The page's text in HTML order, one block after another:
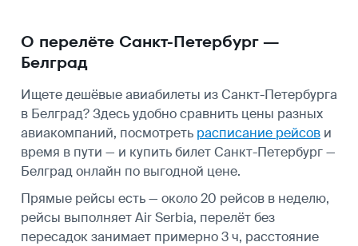
О перелёте Санкт-Петербург —
Белград
Ищете дешёвые авиабилеты из Санкт-Петербурга
в Белград? Здесь удобно сравнить цены разных
авиакомпаний, посмотреть расписание рейсов и
время в пути — и купить билет Санкт-Петербург —
Белград онлайн по выгодной цене.
Прямые рейсы есть — около 20 рейсов в неделю,
рейсы выполняет Air Serbia, перелёт без
пересадок занимает примерно 3 ч, расстояние